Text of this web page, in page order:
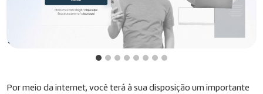
Por meio da internet, você terá à sua disposição um importante